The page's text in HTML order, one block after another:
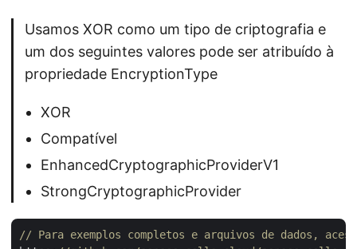
Usamos XOR como um tipo de criptografia e
um dos seguintes valores pode ser atribuído à
propriedade EncryptionType
XOR
Compatível
EnhancedCryptographicProviderV1
StrongCryptographicProvider
// Para exemplos completos e arquivos de dados,